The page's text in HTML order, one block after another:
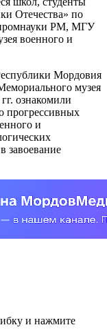
Отечества» по
РМ, МГУ
военного и
Мордовия
музея
ознакомили
прогрессивных
и
завоевание
и нажмите